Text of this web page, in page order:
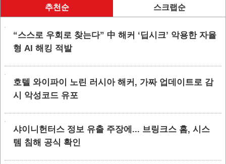
추천순 스크랩순
“스스로 우회로 찾는다” 中 해커 ‘딥시크’ 악용한 자율
형 AI 해킹 적발
호텔 와이파이 노린 러시아 해커, 가짜 업데이트로 감
시 악성코드 유포
샤이니헌터스 정보 유출 주장에... 브링크스 홈, 시스
템 침해 공식 확인